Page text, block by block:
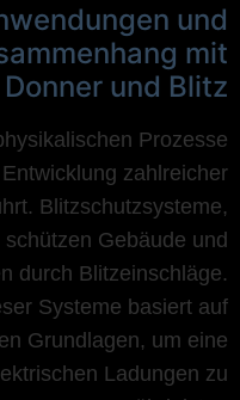
und
mit
Donner und Blitz
Prozesse
zahlreicher
Blitzschutzsysteme,
Gebäude und
durch Blitzeinschläge.
Systeme basiert auf
Grundlagen, um eine
Ladungen zu